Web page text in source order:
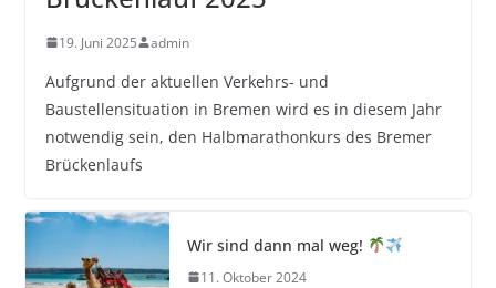
19. Juni 2025 admin
Aufgrund der aktuellen Verkehrs- und
Baustellensituation in Bremen wird es in diesem Jahr
notwendig sein, den Halbmarathonkurs des Bremer
Brückenlaufs
Wir sind dann mal weg!
11. Oktober 2024